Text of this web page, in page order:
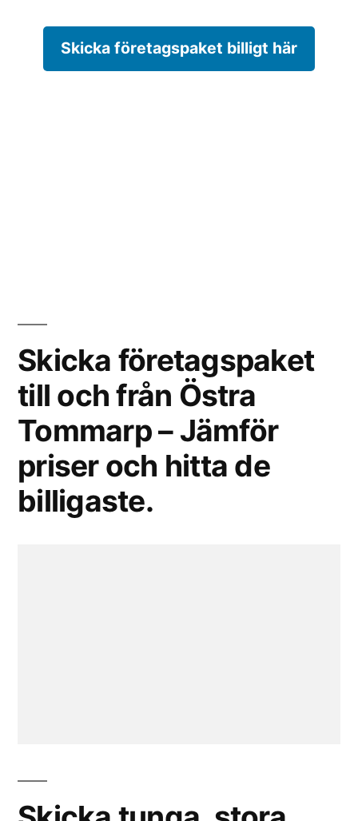
Skicka företagspaket billigt här
Skicka företagspaket
till och från Östra
Tommarp – Jämför
priser och hitta de
billigaste.